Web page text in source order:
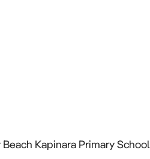
Kapinara Primary School